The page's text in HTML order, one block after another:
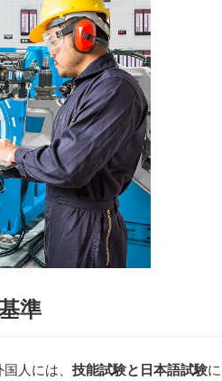
準
国人には、技能試験と日本語試験に